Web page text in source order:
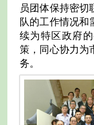
员团体保持密切
队的工作情况和
续为特区政府
策，同心协力为
务。